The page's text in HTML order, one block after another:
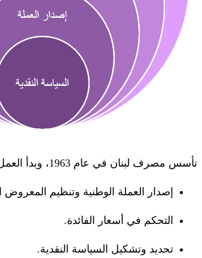
تأسس مصرف لبنان في عام 1963، وبدأ العمل بشكل فعلى عام 1964، وله الحق في:
إصدار العملة الوطنية وتنظيم المعروض
التحكم في أسعار الفائدة.
تحديد وتشكيل السياسة النقدية.